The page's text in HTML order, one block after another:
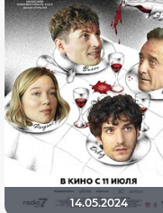
14.05.2024